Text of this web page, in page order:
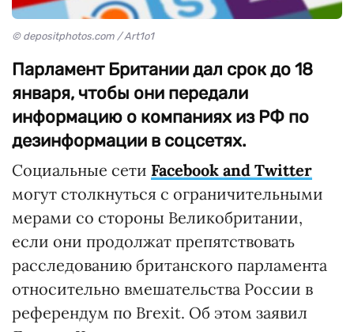
© depositphotos.com / Art1o1
Парламент Британии дал срок до 18
января, чтобы они передали
информацию о компаниях из РФ по
дезинформации в соцсетях.
Социальные сети Facebook and Twitter
могут столкнуться с ограничительными
мерами со стороны Великобритании,
если они продолжат препятствовать
расследованию британского парламента
относительно вмешательства России в
референдум по Brexit. Об этом заявил